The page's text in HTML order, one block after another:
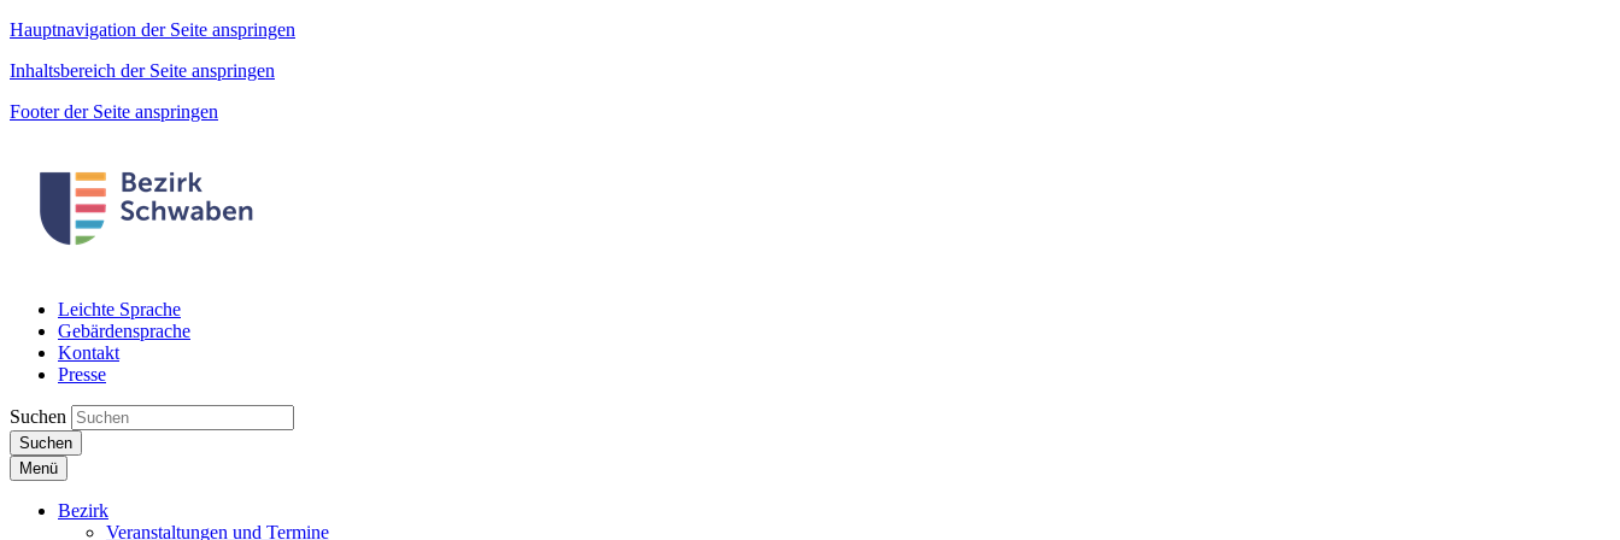
Hauptnavigation der Seite anspringen
Inhaltsbereich der Seite anspringen
Footer der Seite anspringen
Leichte Sprache
Gebärdensprache
Kontakt
Presse
Suchen
Suchen
Menü
Bezirk
Veranstaltungen und Termine